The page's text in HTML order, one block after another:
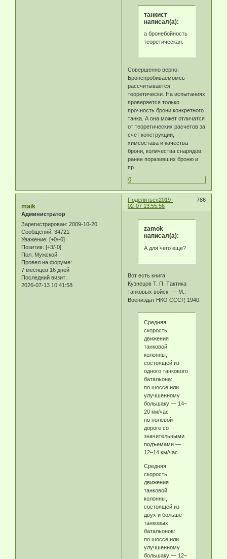
танкист
написал(а):
а бронебойность
теоретическая.
Совершенно верно.
Бронепробиваемомсь
рассчитывается
теоретически. На испытаниях
проверяется только
прочность брони конкретного
танка. А она может отличатся
от теоретических расчетов за
счет конструкции,
химсостава и качества
брони, количества снарядов,
ранее поразивших броню и
пр.
0
Поделиться 786
2019-
02-07 13:55:56
maik
Администратор
Зарегистрирован: 2009-10-20
Сообщений: 34721
Уважение: [+0/-0]
Позитив: [+3/-0]
Пол: Мужской
Провел на форуме:
7 месяцев 16 дней
Последний визит:
2026-07-13 10:41:58
zamok
написал(а):
А для чего еще?
Вот есть книга
Кузнецов Т. П. Тактика
танковых войск. — М.:
Воениздат НКО СССР, 1940.
Средняя
скорость
движения
танковой
колонны,
состоящей из
одного танкового
батальона:
по шоссе или
улучшенному
большаку — 14–
20 км/час
по полевой
дороге со
значительными
подъемами —
12–14 км/час
Средняя
скорость
движения
танковой
колонны,
состоящей из
двух и больше
танковых
батальонов:
по шоссе или
улучшенному
большаку — 12–